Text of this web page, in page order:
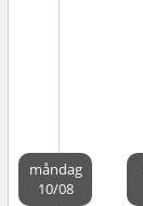
måndag
10/08